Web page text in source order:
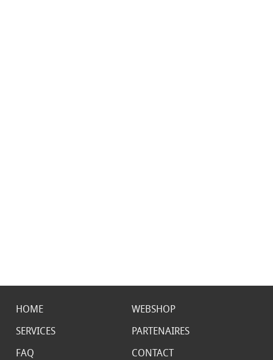
HOME
WEBSHOP
SERVICES
PARTENAIRES
FAQ
CONTACT